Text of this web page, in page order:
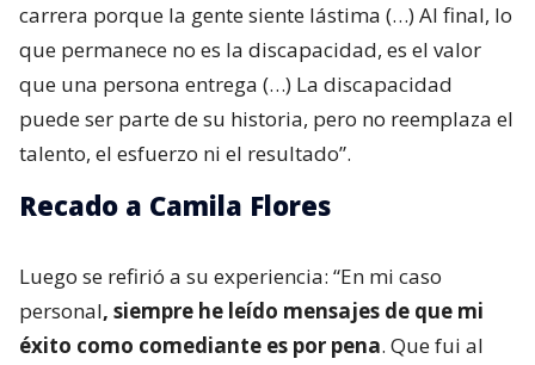
carrera porque la gente siente lástima (…) Al final, lo
que permanece no es la discapacidad, es el valor
que una persona entrega (…) La discapacidad
puede ser parte de su historia, pero no reemplaza el
talento, el esfuerzo ni el resultado”.
Recado a Camila Flores
Luego se refirió a su experiencia: “En mi caso
personal, siempre he leído mensajes de que mi
éxito como comediante es por pena. Que fui al